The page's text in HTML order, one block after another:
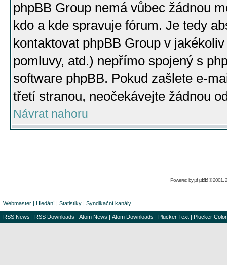
phpBB Group nemá vůbec žádnou
kdo a kde spravuje fórum. Je tedy
kontaktovat phpBB Group v
pomluvy, atd.) nepřímo spojený s
software phpBB. Pokud zašlete e-
třetí stranou, neočekávejte žádnou
Návrat nahoru
Powered byphpBB© 2001,
Webmaster | Hledání | Statistiky | Syndikační kanály
RSS News | RSS Downloads | Atom News | Atom Downloads | Plucker Text | Plucker Color